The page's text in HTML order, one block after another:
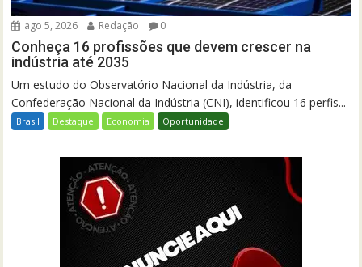
ago 5, 2026 Redação 0
Conheça 16 profissões que devem crescer na
indústria até 2035
Um estudo do Observatório Nacional da Indústria, da
Confederação Nacional da Indústria (CNI), identificou 16 perfis...
Brasil Destaque Economia Oportunidade